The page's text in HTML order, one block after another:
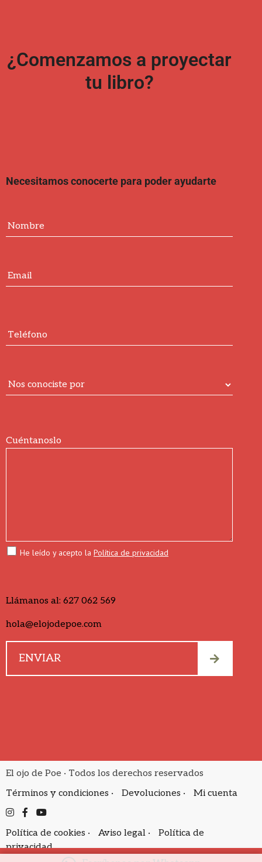
¿Comenzamos a proyectar
tu libro?
Necesitamos conocerte para poder ayudarte
Cuéntanoslo
He leído y acepto la Política de privacidad
Llámanos al: 627 062 569
hola@elojodepoe.com
El ojo de Poe · Todos los derechos reservados
Términos y condiciones ·
Devoluciones · Mi cuenta
Política de cookies · Aviso legal ·
Política de
privacidad